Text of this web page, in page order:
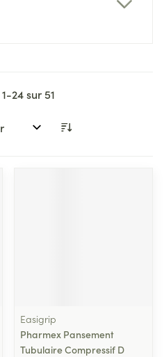
1-24sur51
Easigrip
Pharmex Pansement
Tubulaire Compressif D